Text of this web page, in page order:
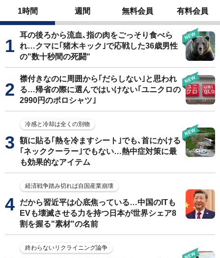
1時間 週間 無料会員 有料会員
耳の後ろから流血､指の肉をごっそり食べら
れ…クマに｢猪木キック｣で応戦した36歳男性
の"数十秒間の死闘"
襟付きなのに周囲から｢だらしない｣と思われ
る…帰省の際に選んではいけない｢ユニクロの
2990円のポロシャツ｣
冷感と冷却は全くの別物
額に貼る｢熱を冷ますシート｣でも､首にかける
｢ネッククーラー｣でもない…熱中症対策に最
も効果的なアイテム
経済戦争踏み切れば自国産業崩壊
だから習近平は心底焦っている…中国のITも
EVも壊滅させる力を持つ日本が世界シェア8
割を握る"素材"の名前
終わらないリクライニング論争